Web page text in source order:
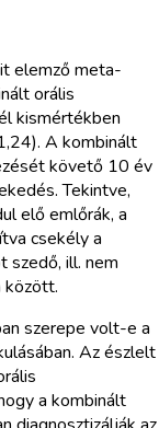
elemző meta-
orális
kismértékben
A kombinált
követő 10 év
Tekintve,
elő emlőrák, a
csekély a
szedő, ill. nem
között.
szerepe volt-e a
Az észlelt
a kombinált